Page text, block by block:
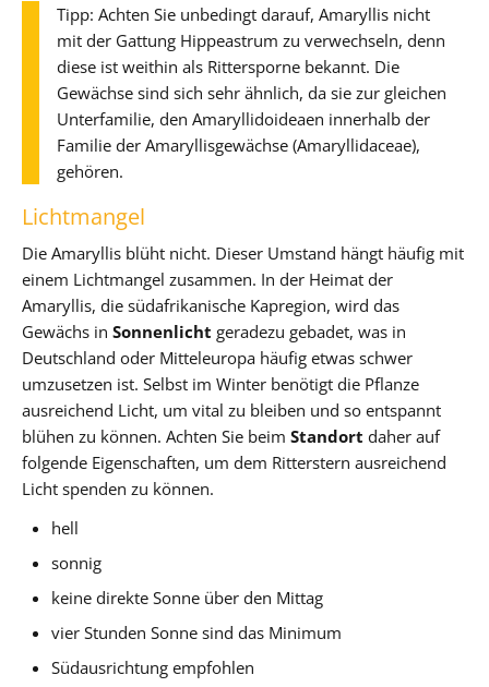
Tipp: Achten Sie unbedingt darauf, Amaryllis nicht
mit der Gattung Hippeastrum zu verwechseln, denn
diese ist weithin als Rittersporne bekannt. Die
Gewächse sind sich sehr ähnlich, da sie zur gleichen
Unterfamilie, den Amaryllidoideaen innerhalb der
Familie der Amaryllisgewächse (Amaryllidaceae),
gehören.
Lichtmangel
Die Amaryllis blüht nicht. Dieser Umstand hängt häufig mit
einem Lichtmangel zusammen. In der Heimat der
Amaryllis, die südafrikanische Kapregion, wird das
Gewächs in Sonnenlicht geradezu gebadet, was in
Deutschland oder Mitteleuropa häufig etwas schwer
umzusetzen ist. Selbst im Winter benötigt die Pflanze
ausreichend Licht, um vital zu bleiben und so entspannt
blühen zu können. Achten Sie beim Standort daher auf
folgende Eigenschaften, um dem Ritterstern ausreichend
Licht spenden zu können.
hell
sonnig
keine direkte Sonne über den Mittag
vier Stunden Sonne sind das Minimum
Südausrichtung empfohlen